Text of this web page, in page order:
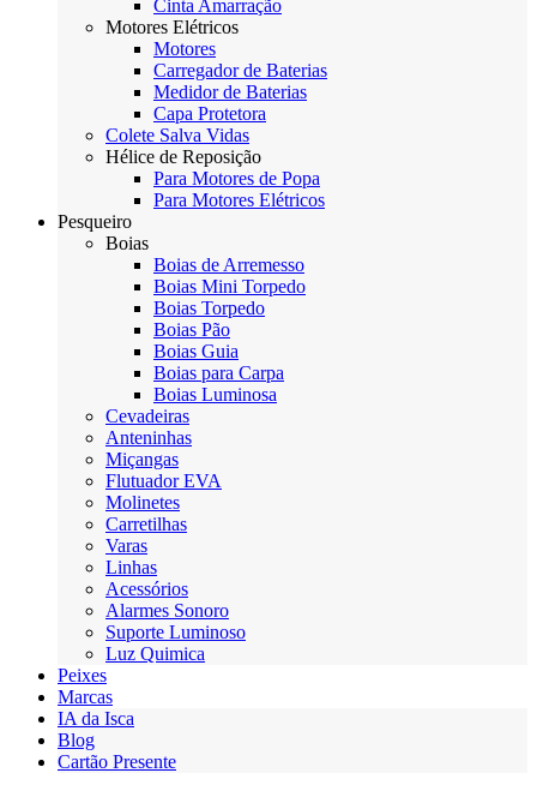
Cinta Amarração
Motores Elétricos
Motores
Carregador de Baterias
Medidor de Baterias
Capa Protetora
Colete Salva Vidas
Hélice de Reposição
Para Motores de Popa
Para Motores Elétricos
Pesqueiro
Boias
Boias de Arremesso
Boias Mini Torpedo
Boias Torpedo
Boias Pão
Boias Guia
Boias para Carpa
Boias Luminosa
Cevadeiras
Anteninhas
Miçangas
Flutuador EVA
Molinetes
Carretilhas
Varas
Linhas
Acessórios
Alarmes Sonoro
Suporte Luminoso
Luz Quimica
Peixes
Marcas
IA da Isca
Blog
Cartão Presente